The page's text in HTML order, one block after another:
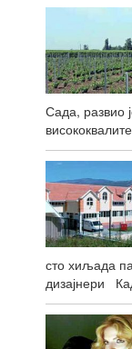
Сада, развио
сто хиљада
дизајнери